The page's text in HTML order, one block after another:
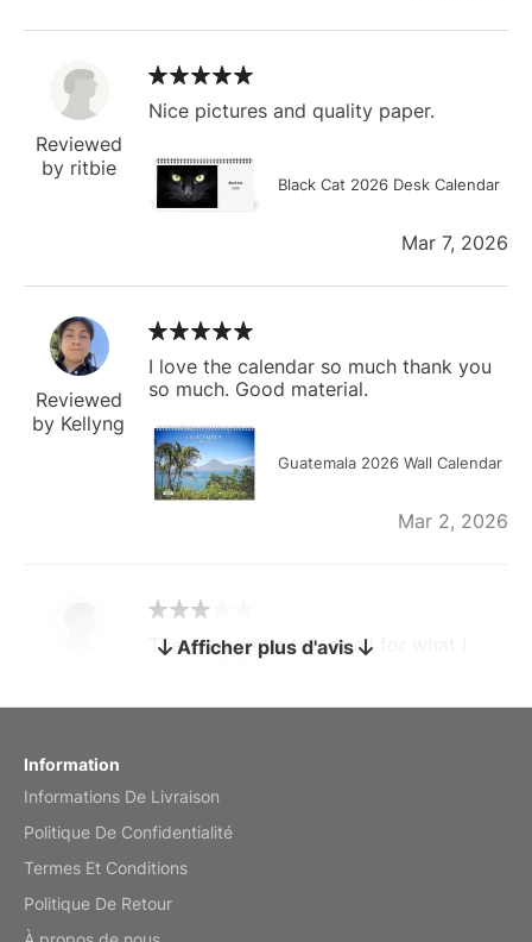
Reviewed
by ritbie
Nice pictures and quality paper.
Black Cat 2026 Desk Calendar
Mar 7, 2026
Reviewed
by Kellyng
I love the calendar so much thank you
so much. Good material.
Guatemala 2026 Wall Calendar
Mar 2, 2026
by charles
The calendar is too small for what I
bought it for
Afficher plus d'avis
Information
Informations De Livraison
Politique De Confidentialité
Termes Et Conditions
Politique De Retour